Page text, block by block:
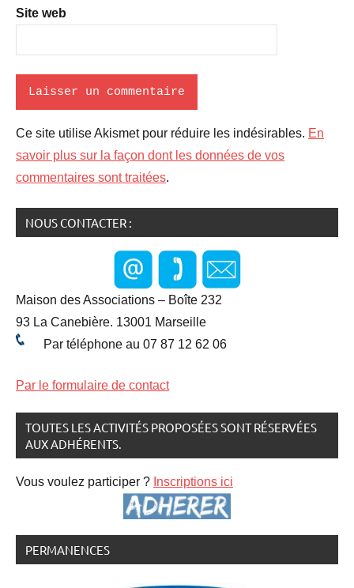
Site web
Ce site utilise Akismet pour réduire les indésirables. En
savoir plus sur la façon dont les données de vos
commentaires sont traitées.
NOUS CONTACTER :
Maison des Associations – Boîte 232
93 La Canebière. 13001 Marseille
Par téléphone au 07 87 12 62 06
Par le formulaire de contact
TOUTES LES ACTIVITÉS PROPOSÉES SONT RÉSERVÉES
AUX ADHÉRENTS.
Vous voulez participer ? Inscriptions ici
PERMANENCES